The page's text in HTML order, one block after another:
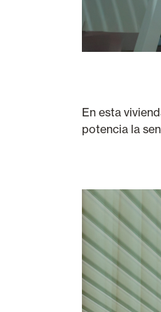
En esta
potencia la